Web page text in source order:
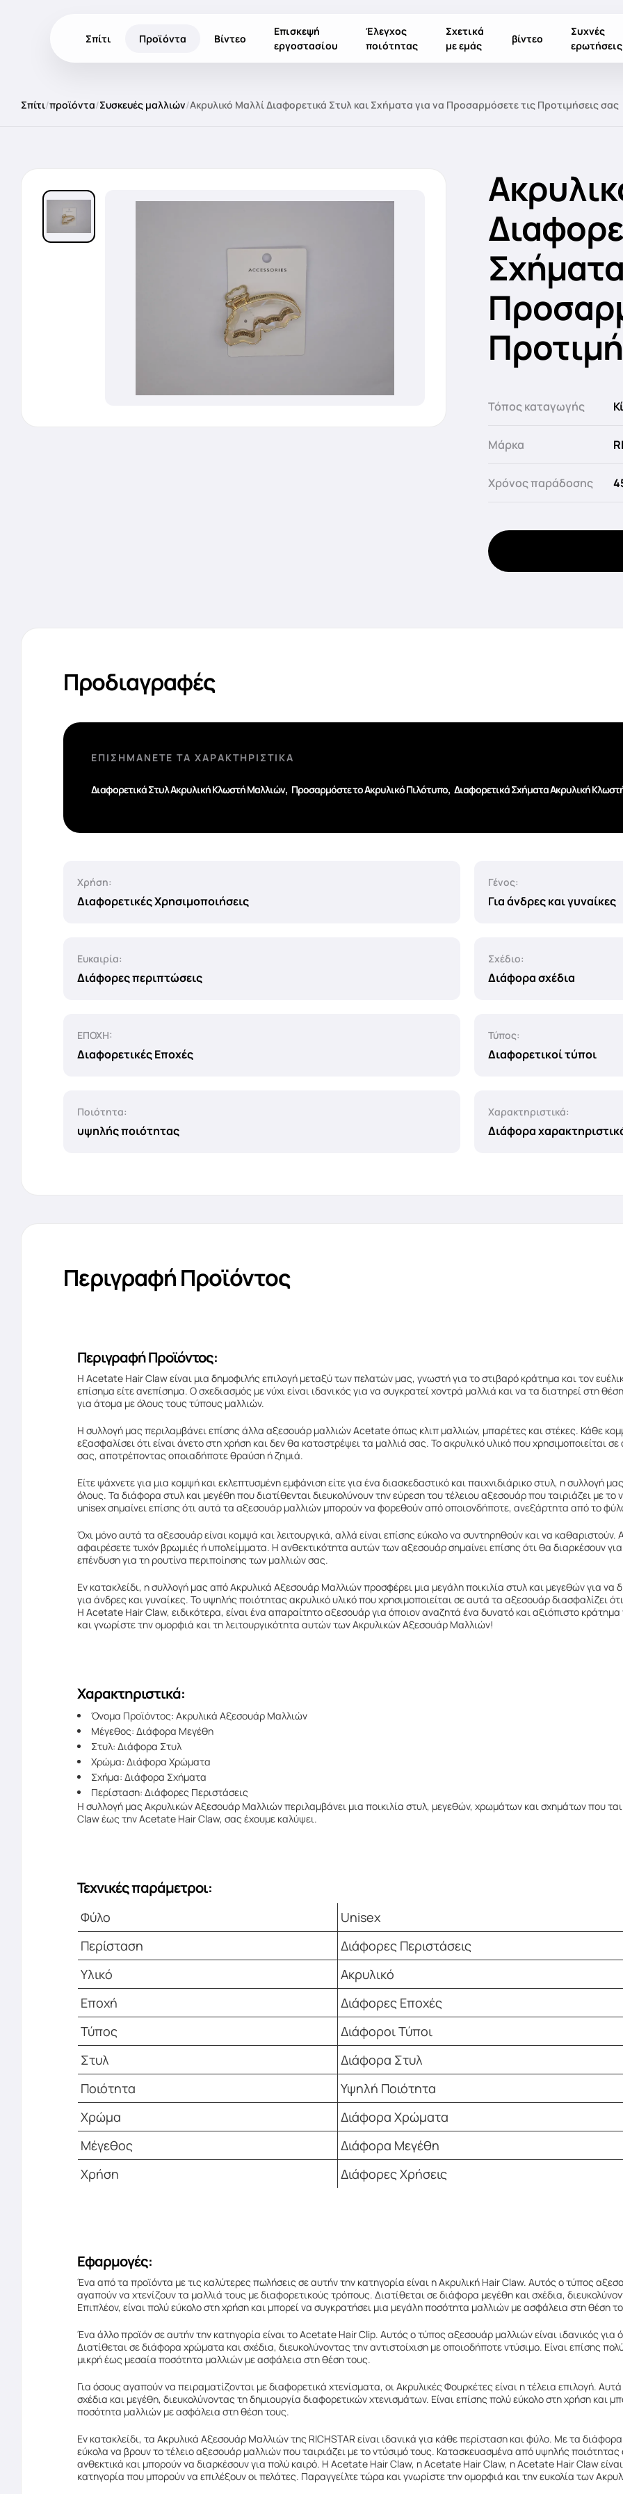
Σπίτι Προϊόντα Βίντεο
Επισκεψή
εργοστασίου
Έλεγχος
ποιότητας
Σχετικά
με εμάς
βίντεο
Συχνές
ερωτήσεις
Σπίτι/προϊόντα/Συσκευές μαλλιών/Ακρυλικό Μαλλί Διαφορετικά Στυλ και Σχήματα για να Προσαρμόσετε τις Προτιμήσεις σας
Τόπος καταγωγής
Μάρκα
Χρόνος παράδοσης
Προδιαγραφές
ΕΠΙΣΗΜΆΝΕΤΕ ΤΑ ΧΑΡΑΚΤΗΡΙΣΤΙΚΆ
Διαφορετικά Στυλ Ακρυλική Κλωστή Μαλλιών, Προσαρμόστε το Ακρυλικό Πιλότυπο, Διαφορετικά Σχήματα Ακρυλική
Χρήση:
Διαφορετικές Χρησιμοποιήσεις
Γένος:
Για άνδρες και γυναίκες
Ευκαιρία:
Διάφορες περιπτώσεις
Σχέδιο:
Διάφορα σχέδια
ΕΠΟΧΗ:
Διαφορετικές Εποχές
Τύπος:
Διαφορετικοί τύποι
Ποιότητα:
υψηλής ποιότητας
Χαρακτηριστικά:
Διάφορα
Περιγραφή Προϊόντος
Περιγραφή Προϊόντος:
Η Acetate Hair Claw είναι μια δημοφιλής επιλογή μεταξύ των πελατών μας, γνωστή για το στιβαρό κράτημα και τον
επίσημα είτε ανεπίσημα. Ο σχεδιασμός με νύχι είναι ιδανικός για να συγκρατεί χοντρά μαλλιά και να τα διατηρεί στη
για άτομα με όλους τους τύπους μαλλιών.
Η συλλογή μας περιλαμβάνει επίσης άλλα αξεσουάρ μαλλιών Acetate όπως κλιπ μαλλιών, μπαρέτες και στέκες. Κάθε
εξασφαλίσει ότι είναι άνετο στη χρήση και δεν θα καταστρέψει τα μαλλιά σας. Το ακρυλικό υλικό που χρησιμοποιείται
σας, αποτρέποντας οποιαδήποτε θραύση ή ζημιά.
Είτε ψάχνετε για μια κομψή και εκλεπτυσμένη εμφάνιση είτε για ένα διασκεδαστικό και παιχνιδιάρικο στυλ, η συλλογή
όλους. Τα διάφορα στυλ και μεγέθη που διατίθενται διευκολύνουν την εύρεση του τέλειου αξεσουάρ που ταιριάζει με
unisex σημαίνει επίσης ότι αυτά τα αξεσουάρ μαλλιών μπορούν να φορεθούν από οποιονδήποτε, ανεξάρτητα από το
Όχι μόνο αυτά τα αξεσουάρ είναι κομψά και λειτουργικά, αλλά είναι επίσης εύκολο να συντηρηθούν και να
αφαιρέσετε τυχόν βρωμιές ή υπολείμματα. Η ανθεκτικότητα αυτών των αξεσουάρ σημαίνει επίσης ότι θα διαρκέσουν
επένδυση για τη ρουτίνα περιποίησης των μαλλιών σας.
Εν κατακλείδι, η συλλογή μας από Ακρυλικά Αξεσουάρ Μαλλιών προσφέρει μια μεγάλη ποικιλία στυλ και μεγεθών για να
για άνδρες και γυναίκες. Το υψηλής ποιότητας ακρυλικό υλικό που χρησιμοποιείται σε αυτά τα αξεσουάρ διασφαλίζει
Η Acetate Hair Claw, ειδικότερα, είναι ένα απαραίτητο αξεσουάρ για όποιον αναζητά ένα δυνατό και αξιόπιστο
και γνωρίστε την ομορφιά και τη λειτουργικότητα αυτών των Ακρυλικών Αξεσουάρ Μαλλιών!
Χαρακτηριστικά:
Όνομα Προϊόντος: Ακρυλικά Αξεσουάρ Μαλλιών
Μέγεθος: Διάφορα Μεγέθη
Στυλ: Διάφορα Στυλ
Χρώμα: Διάφορα Χρώματα
Σχήμα: Διάφορα Σχήματα
Περίσταση: Διάφορες Περιστάσεις
Η συλλογή μας Ακρυλικών Αξεσουάρ Μαλλιών περιλαμβάνει μια ποικιλία στυλ, μεγεθών, χρωμάτων και σχημάτων που
Claw έως την Acetate Hair Claw, σας έχουμε καλύψει.
Τεχνικές παράμετροι:
Φύλο
Unisex
Περίσταση
Διάφορες Περιστάσεις
Υλικό
Ακρυλικό
Εποχή
Διάφορες Εποχές
Τύπος
Διάφοροι Τύποι
Στυλ
Διάφορα Στυλ
Ποιότητα
Υψηλή Ποιότητα
Χρώμα
Διάφορα Χρώματα
Μέγεθος
Διάφορα Μεγέθη
Χρήση
Διάφορες Χρήσεις
Εφαρμογές:
Ένα από τα προϊόντα με τις καλύτερες πωλήσεις σε αυτήν την κατηγορία είναι η Ακρυλική Hair Claw. Αυτός ο τύπος
αγαπούν να χτενίζουν τα μαλλιά τους με διαφορετικούς τρόπους. Διατίθεται σε διάφορα μεγέθη και σχέδια,
Επιπλέον, είναι πολύ εύκολο στη χρήση και μπορεί να συγκρατήσει μια μεγάλη ποσότητα μαλλιών με ασφάλεια στη θέση
Ένα άλλο προϊόν σε αυτήν την κατηγορία είναι το Acetate Hair Clip. Αυτός ο τύπος αξεσουάρ μαλλιών είναι ιδανικός
Διατίθεται σε διάφορα χρώματα και σχέδια, διευκολύνοντας την αντιστοίχιση με οποιοδήποτε ντύσιμο. Είναι επίσης
μικρή έως μεσαία ποσότητα μαλλιών με ασφάλεια στη θέση τους.
Για όσους αγαπούν να πειραματίζονται με διαφορετικά χτενίσματα, οι Ακρυλικές Φουρκέτες είναι η τέλεια επιλογή.
σχέδια και μεγέθη, διευκολύνοντας τη δημιουργία διαφορετικών χτενισμάτων. Είναι επίσης πολύ εύκολο στη χρήση και
ποσότητα μαλλιών με ασφάλεια στη θέση τους.
Εν κατακλείδι, τα Ακρυλικά Αξεσουάρ Μαλλιών της RICHSTAR είναι ιδανικά για κάθε περίσταση και φύλο. Με τα
εύκολα να βρουν το τέλειο αξεσουάρ μαλλιών που ταιριάζει με το ντύσιμό τους. Κατασκευασμένα από υψηλής
ανθεκτικά και μπορούν να διαρκέσουν για πολύ καιρό. Η Acetate Hair Claw, η Acetate Hair Claw, η Acetate Hair Claw
κατηγορία που μπορούν να επιλέξουν οι πελάτες. Παραγγείλτε τώρα και γνωρίστε την ομορφιά και την ευκολία των